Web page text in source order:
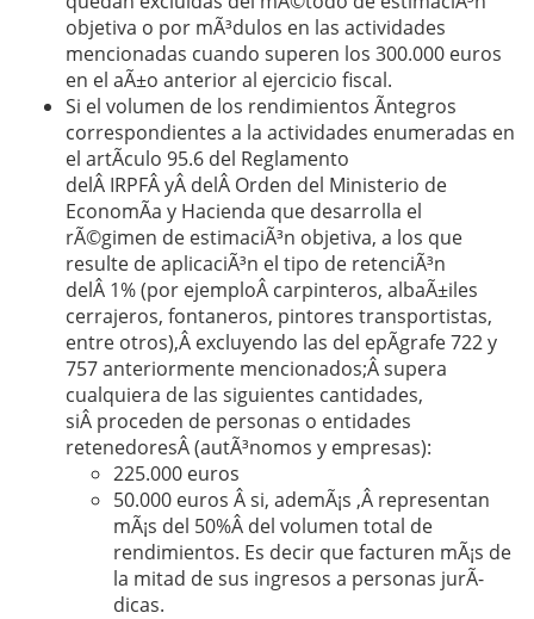
objetiva o por mÃ³dulos en las actividades
mencionadas cuando superen los 300.000 euros
en el aÃ±o anterior al ejercicio fiscal.
Si el volumen de los rendimientos Ã­ntegros
correspondientes a la actividades enumeradas en
el artÃ­culo 95.6 del Reglamento
delÂ IRPFÂ yÂ delÂ Orden del Ministerio de
EconomÃ­a y Hacienda que desarrolla el
rÃ©gimen de estimaciÃ³n objetiva, a los que
resulte de aplicaciÃ³n el tipo de retenciÃ³n
delÂ 1% (por ejemploÂ carpinteros, albaÃ±iles
cerrajeros, fontaneros, pintores transportistas,
entre otros),Â excluyendo las del epÃ­grafe 722 y
757 anteriormente mencionados;Â supera
cualquiera de las siguientes cantidades,
siÂ proceden de personas o entidades
retenedoresÂ (autÃ³nomos y empresas):
225.000 euros
50.000 euros Â si, ademÃ¡s ,Â representan
mÃ¡s del 50%Â del volumen total de
rendimientos. Es decir que facturen mÃ¡s de
la mitad de sus ingresos a personas jurÃ­
dicas.